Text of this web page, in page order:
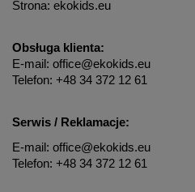
Strona: ekokids.eu
Obsługa klienta:
E-mail: office@ekokids.eu
Telefon: +48 34 372 12 61
Serwis / Reklamacje:
E-mail: office@ekokids.eu
Telefon: +48 34 372 12 61